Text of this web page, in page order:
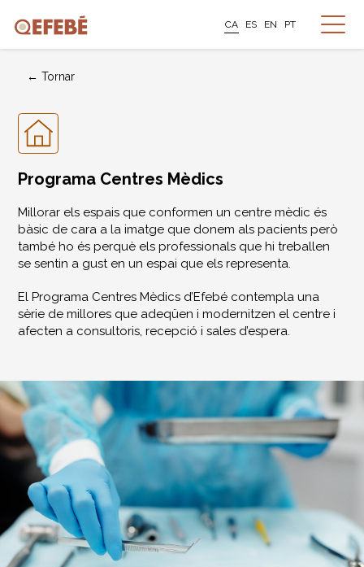
CA ES EN PT
← Tornar
Programa Centres Mèdics
Millorar els espais que conformen un centre mèdic és
bàsic de cara a la imatge que donem als pacients però
també ho és perquè els professionals que hi treballen
se sentin a gust en un espai que els representa.
El Programa Centres Mèdics d’Efebé contempla una
sèrie de millores que adeqüen i modernitzen el centre i
afecten a consultoris, recepció i sales d’espera.